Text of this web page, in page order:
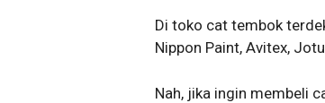
Di toko cat tembok
Nippon Paint, Avitex,
Nah, jika ingin membeli